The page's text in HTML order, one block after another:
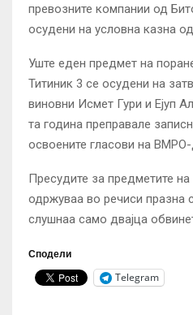
превозните компании од
осудени на условна казна
Уште еден предмет на
Титиник 3 се осудени на
виновни Исмет Гури и Ејуп
та година преправале
освоените гласови на
Пресудите за предметите
одржуваа во речиси празна
слушнаа само двајца
Сподели
Telegram